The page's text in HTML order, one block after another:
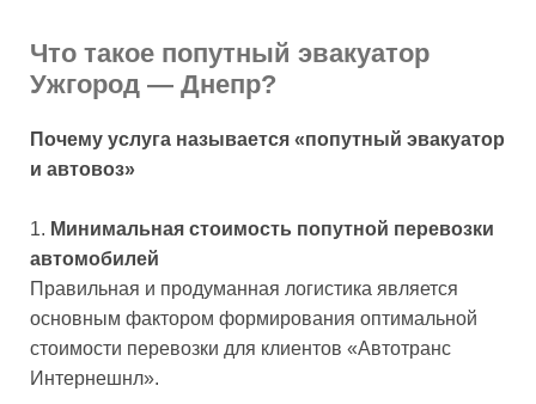
Что такое попутный эвакуатор
Ужгород — Днепр?
Почему услуга называется «попутный эвакуатор
и автовоз»
Минимальная стоимость попутной перевозки
автомобилей
Правильная и продуманная логистика является
основным фактором формирования оптимальной
стоимости перевозки для клиентов «Автотранс
Интернешнл».